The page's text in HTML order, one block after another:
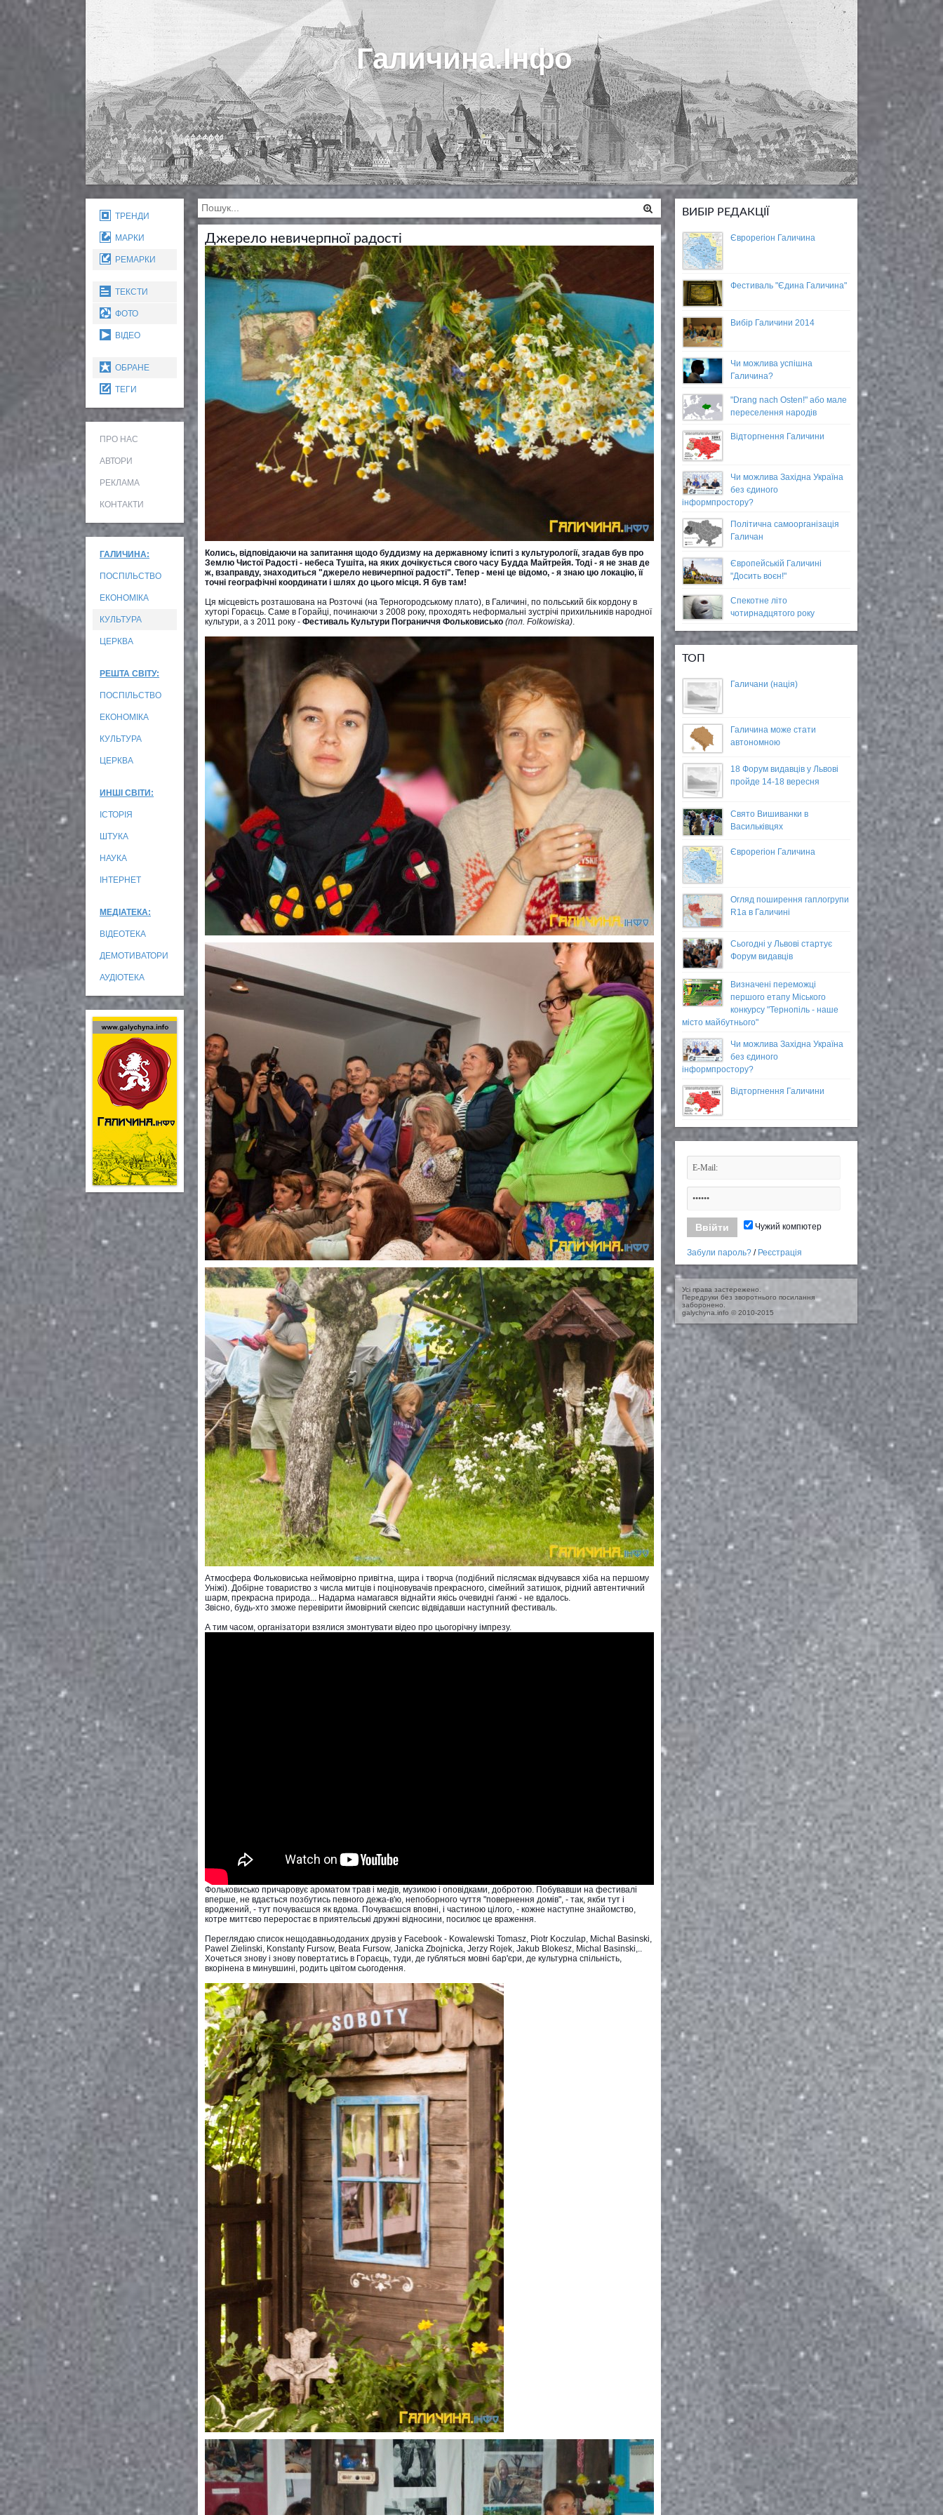
Галичина.Інфо
ТРЕНДИ
МАРКИ
РЕМАРКИ
ТЕКСТИ
ФОТО
ВІДЕО
ОБРАНЕ
ТЕГИ
ПРО НАС
АВТОРИ
РЕКЛАМА
КОНТАКТИ
ГАЛИЧИНА:
ПОСПІЛЬСТВО
ЕКОНОМІКА
КУЛЬТУРА
ЦЕРКВА
РЕШТА СВІТУ:
ПОСПІЛЬСТВО
ЕКОНОМІКА
КУЛЬТУРА
ЦЕРКВА
ИНШІ СВІТИ:
ІСТОРІЯ
ШТУКА
НАУКА
ІНТЕРНЕТ
МЕДІАТЕКА:
ВІДЕОТЕКА
ДЕМОТИВАТОРИ
АУДІОТЕКА
Джерело невичерпної радості
Колись, відповідаючи на запитання щодо буддизму на державному іспиті з культурології, згадав був про
Землю Чистої Радості - небеса Тушіта, на яких дочікується свого часу Будда Майтрейя. Тоді - я не знав де
ж, взаправду, знаходиться "джерело невичерпної радості". Тепер - мені це відомо, - я знаю цю локацію, її
точні географічні координати і шлях до цього місця. Я був там!
Ця місцевість розташована на Розточчі (на Терногородському плато), в Галичині, по польський бік кордону в
хуторі Гораєць. Саме в Горайці, починаючи з 2008 року, проходять неформальні зустрічі прихильників народної
культури, а з 2011 року - Фестиваль Культури Пограниччя Фольковисько (пол. Folkowiska).
Атмосфера Фольковиська неймовірно привітна, щира і творча (подібний післясмак відчувався хіба на першому
Уніжі). Добірне товариство з числа митців і поціновувачів прекрасного, сімейний затишок, рідний автентичний
шарм, прекрасна природа... Надарма намагався віднайти якісь очевидні ґанжі - не вдалось.
Звісно, будь-хто зможе перевірити ймовірний скепсис відвідавши наступний фестиваль.
А тим часом, організатори взялися змонтувати відео про цьогорічну імпрезу.
Фольковисько причаровує ароматом трав і медів, музикою і оповідками, добротою. Побувавши на фестивалі
вперше, не вдається позбутись певного дежа-в'ю, непоборного чуття "повернення домів", - так, якби тут і
вроджений, - тут почуваєшся як вдома. Почуваєшся вповні, і частиною цілого, - кожне наступне знайомство,
котре миттєво переростає в приятельські дружні відносини, посилює це враження.
Переглядаю список нещодавньододаних друзів у Facebook - Kowalewski Tomasz, Piotr Koczulap, Michal Basinski,
Pawel Zielinski, Konstanty Fursow, Beata Fursow, Janicka Zbojnicka, Jerzy Rojek, Jakub Blokesz, Michal Basinski,..
Хочеться знову і знову повертатись в Гораєць, туди, де губляться мовні бар'єри, де культурна спільність,
вкорінена в минувшині, родить цвітом сьогодення.
ВИБІР РЕДАКЦІЇ
Єврорегіон Галичина
Фестиваль "Єдина Галичина"
Вибір Галичини 2014
Чи можлива успішна
Галичина?
"Drang nach Osten!" або мале
переселення народів
Відторгнення Галичини
Чи можлива Західна Україна
без єдиного
інформпростору?
Політична самоорганізація
Галичан
Європейській Галичині
"Досить воєн!"
Спекотне літо
чотирнадцятого року
ТОП
Галичани (нація)
Галичина може стати
автономною
18 Форум видавців у Львові
пройде 14-18 вересня
Свято Вишиванки в
Васильківцях
Єврорегіон Галичина
Огляд поширення гаплогрупи
R1a в Галичині
Сьогодні у Львові стартує
Форум видавців
Визначені переможці
першого етапу Міського
конкурсу "Тернопіль - наше
місто майбутнього"
Чи можлива Західна Україна
без єдиного
інформпростору?
Відторгнення Галичини
Чужий компютер
Забули пароль? / Реєстрація
Усі права застережено.
Передруки без зворотнього посилання
заборонено.
galychyna.info © 2010-2015